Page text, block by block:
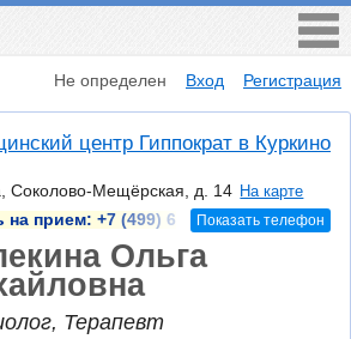
Не определен Вход Регистрация
центр Гиппократ в Куркино
Соколово-Мещёрская, д. 14 На карте
на прием: +7 (499) 6 Показать телефон
Ольга
Терапевт